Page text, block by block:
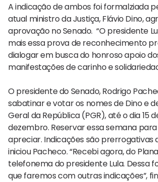
A indicação de ambos foi formalziada
atual ministro da Justiça, Flávio Dino,
aprovação no Senado. “O presidente
mais essa prova de reconhecimento
dialogar em busca do honroso apoio
manifestações de carinho e
O presidente do Senado, Rodrigo
sabatinar e votar os nomes de Dino e
Geral da República (PGR), até o dia 15
dezembro. Reservar essa semana
apreciar. Indicações são prerrogativas
iniciou Pacheco. “Recebi agora, do
telefonema do presidente Lula. Dessa
que faremos com outras indicações”,